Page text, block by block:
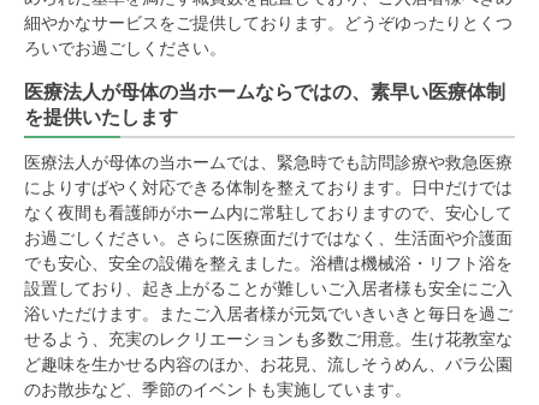
細やかなサービスをご提供しております。どうぞゆったりとくつ
ろいでお過ごしください。
医療法人が母体の当ホームならではの、素早い医療体制
を提供いたします
医療法人が母体の当ホームでは、緊急時でも訪問診療や救急医療
によりすばやく対応できる体制を整えております。日中だけでは
なく夜間も看護師がホーム内に常駐しておりますので、安心して
お過ごしください。さらに医療面だけではなく、生活面や介護面
でも安心、安全の設備を整えました。浴槽は機械浴・リフト浴を
設置しており、起き上がることが難しいご入居者様も安全にご入
浴いただけます。またご入居者様が元気でいきいきと毎日を過ご
せるよう、充実のレクリエーションも多数ご用意。生け花教室な
ど趣味を生かせる内容のほか、お花見、流しそうめん、バラ公園
のお散歩など、季節のイベントも実施しています。